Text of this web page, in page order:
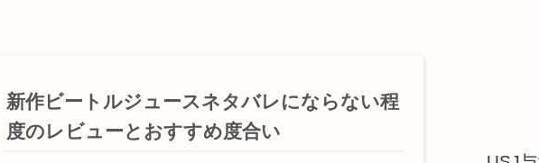
新作ビートルジュースネタバレにならない程
度のレビューとおすすめ度合い